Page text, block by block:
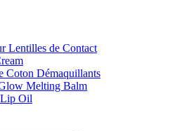
Lentilles de Contact
Coton Démaquillants
Melting Balm
Oil